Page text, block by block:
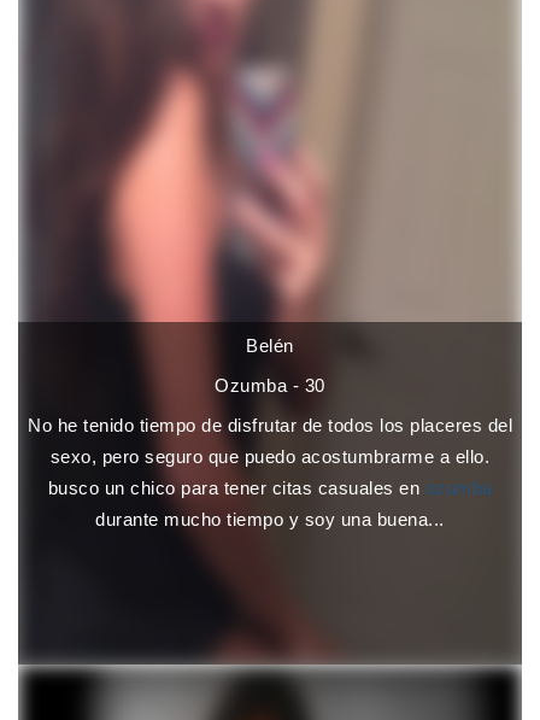
Belén
Ozumba - 30
No he tenido tiempo de disfrutar de todos los placeres del
sexo, pero seguro que puedo acostumbrarme a ello.
busco un chico para tener citas casuales en ozumba
durante mucho tiempo y soy una buena...